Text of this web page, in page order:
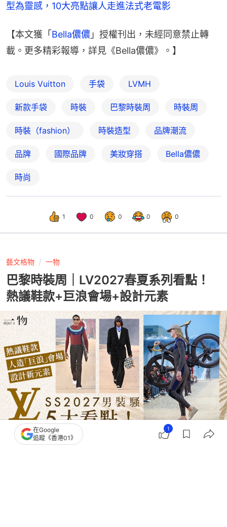
型為靈感，10大亮點讓人走進法式老電影
【本文獲「 Bella儂儂 」授權刊出，未經同意禁止轉
載。更多精彩報導，詳見《Bella儂儂》。】
Louis Vuitton 手袋 LVMH
新款手袋 時裝 巴黎時裝周 時裝周
時裝（fashion） 時裝造型 品牌潮流
品牌 國際品牌 美妝穿搭 Bella儂儂
時尚
1 0 0 0 0
藝文格物 一物
巴黎時裝周｜LV2027春夏系列看點！
熱議鞋款+巨浪會場+設計元素
撰文：簡皓賢
在Google
追蹤《香港01》
1